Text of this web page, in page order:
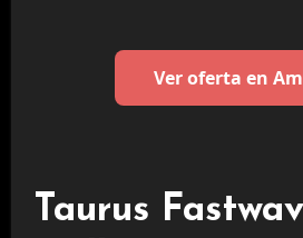
Ver oferta en
Taurus